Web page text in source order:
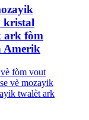
kristal
ark fòm
Amerik